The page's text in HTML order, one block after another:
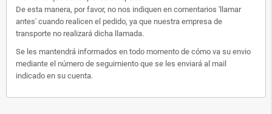
De esta manera, por favor, no nos indiquen en comentarios 'llamar
antes' cuando realicen el pedido, ya que nuestra empresa de
transporte no realizará dicha llamada.
Se les mantendrá informados en todo momento de cómo va su envio
mediante el número de seguimiento que se les enviará al mail
indicado en su cuenta.